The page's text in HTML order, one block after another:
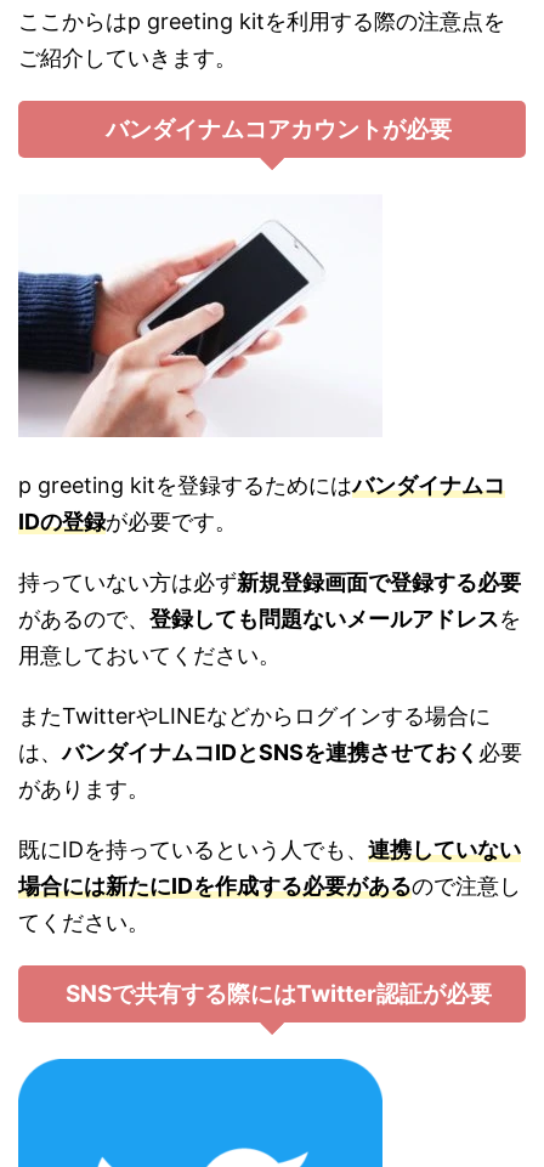
ここからはp greeting kitを利用する際の注意点を
ご紹介していきます。
バンダイナムコアカウントが必要
p greeting kitを登録するためにはバンダイナムコ
IDの登録が必要です。
持っていない方は必ず新規登録画面で登録する必要
があるので、 登録しても問題ないメールアドレスを
用意しておいてください。
またTwitterやLINEなどからログインする場合に
は、バンダイナムコIDとSNSを連携させておく 必要
があります。
既にIDを持っているという人でも、 連携していない
場合には新たにIDを作成する必要があるので注意し
てください。
SNSで共有する際にはTwitter認証が必要